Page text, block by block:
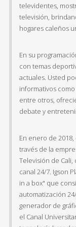
televidentes,
televisión,
hogares caleños
En su
con temas
actuales. Usted
informativos
entre otros,
debate y
En enero de
través de la
Televisión de
canal 24/7. Igson
in a box" que
automatización
generador de
el Canal